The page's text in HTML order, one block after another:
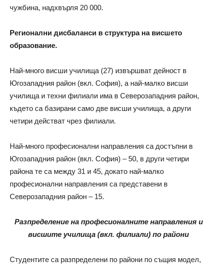
чужбина, надхвърля 20 000.
Регионални дисбаланси в структура на висшето
образование.
Най-много висши училища (27) извършват дейност в
Югозападния район (вкл. София), а най-малко висши
училища и техни филиали има в Северозападния район,
където са базирани само две висши училища, а други
четири действат чрез филиали.
Най-много професионални направления са достъпни в
Югозападния район (вкл. София) – 50, в други четири
района те са между 31 и 45, докато най-малко
професионални направления са представени в
Северозападния район – 15.
Разпределение на професионалните направления и
висшите училища (вкл. филиали) по райони
Студентите са разпределени по райони по същия модел,